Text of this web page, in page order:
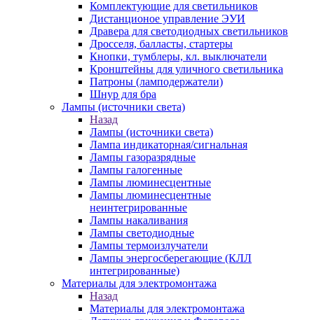
Комплектующие для светильников
Дистанционое управление ЭУИ
Дравера для светодиодных светильников
Дросселя, балласты, стартеры
Кнопки, тумблеры, кл. выключатели
Кронштейны для уличного светильника
Патроны (ламподержатели)
Шнур для бра
Лампы (источники света)
Назад
Лампы (источники света)
Лампа индикаторная/сигнальная
Лампы газоразрядные
Лампы галогенные
Лампы люминесцентные
Лампы люминесцентные
неинтегрированные
Лампы накаливания
Лампы светодиодные
Лампы термоизлучатели
Лампы энергосберегающие (КЛЛ
интегрированные)
Материалы для электромонтажа
Назад
Материалы для электромонтажа